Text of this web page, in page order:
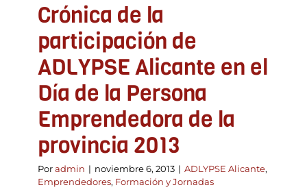
Crónica de la
participación de
ADLYPSE Alicante en el
Día de la Persona
Emprendedora de la
provincia 2013
Poradmin | noviembre 6, 2013 | ADLYPSE Alicante,
Emprendedores, Formación y Jornadas